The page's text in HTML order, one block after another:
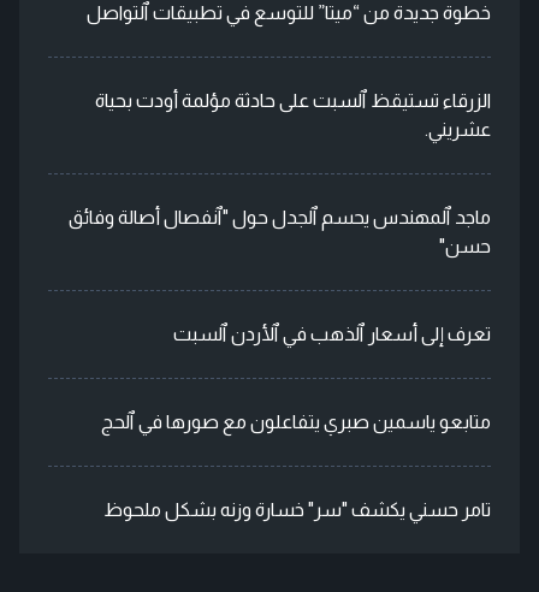
خطوة جديدة من “ميتا” للتوسع في تطبيقات ٱلتواصل
الزرقاء تستيقظ ٱلسبت على حادثة مؤلمة أودت بحياة
عشريني.
ماجد ٱلمهندس يحسم ٱلجدل حول "ٱنفصال أصالة وفائق
حسن"
تعرف إلى أسعار ٱلذهب في ٱلأردن ٱلسبت
متابعو ياسمين صبري يتفاعلون مع صورها في ٱلحج
تامر حسني يكشف "سر" خسارة وزنه بشكل ملحوظ